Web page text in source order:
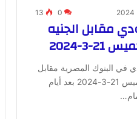
0
13
مقابل الجنيه
2024
في البنوك المصرية مقابل
الجنيه المصري، اليوم الخميس 21-3-2024 بعد أيام